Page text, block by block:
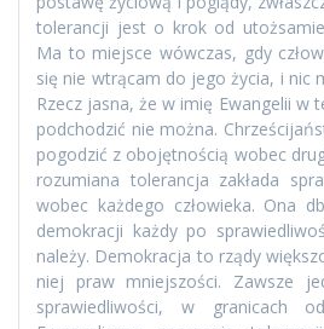
tolerancji jest o krok od
Ma to miejsce wówczas, gdy
się nie wtrącam do jego życia, i nic
Rzecz jasna, że w imię Ewangelii w
podchodzić nie można.
pogodzić z obojętnością wobec
rozumiana tolerancja zakłada
wobec każdego człowieka. Ona
demokracji każdy po
należy. Demokracja to rządy
niej praw mniejszości. Zawsze
sprawiedliwości, w granicach